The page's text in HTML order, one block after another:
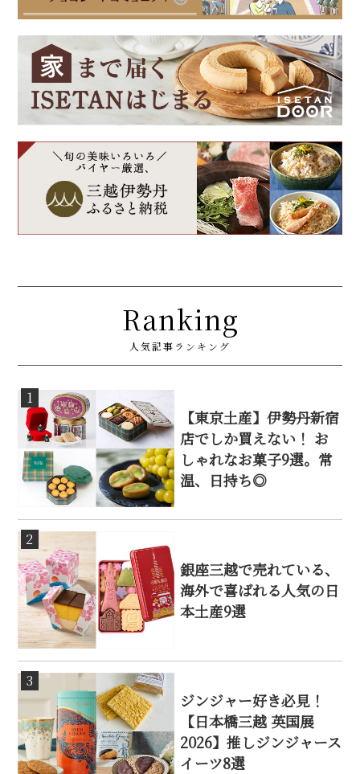
Ranking
人気記事ランキング
1
【東京土産】伊勢丹新宿
店でしか買えない！ お
しゃれなお菓子9選。常
温、日持ち◎
2
銀座三越で売れている、
海外で喜ばれる人気の日
本土産9選
3
ジンジャー好き必見！
【日本橋三越 英国展
2026】推しジンジャース
イーツ8選